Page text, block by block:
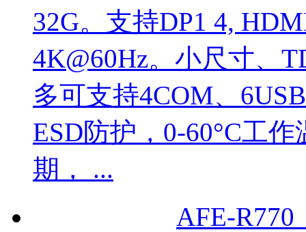
32G。支持DP1 4,
4K@60Hz。小尺寸、
多可支持4COM、
ESD防护，0-60°C工
期， ...
AFE-